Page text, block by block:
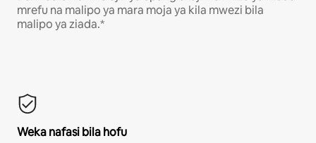
mrefu na malipo ya mara moja ya kila mwezi bila
malipo ya ziada.*
Weka nafasi bila hofu